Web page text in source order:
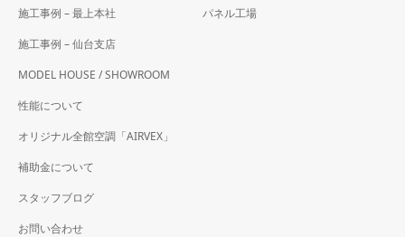
施工事例 – 最上本社
施工事例 – 仙台支店
MODEL HOUSE / SHOWROOM
性能について
オリジナル全館空調「AIRVEX」
補助金について
スタッフブログ
お問い合わせ
パネル工場